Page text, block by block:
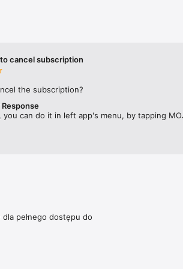
cancel subscription
the subscription?
you can do it in left app's menu, by tapping
pełnego dostępu do